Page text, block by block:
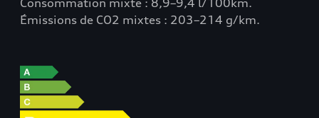
Consommation mixte : 8,9–9,4 l/100km.
Émissions de CO2 mixtes : 203–214 g/km.